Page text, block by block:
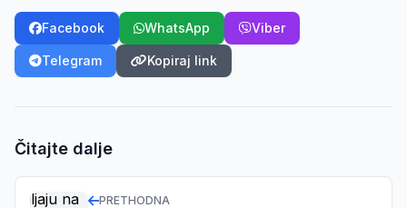
Facebook WhatsApp Viber
Telegram Kopiraj link
Čitajte dalje
PRETHODNA